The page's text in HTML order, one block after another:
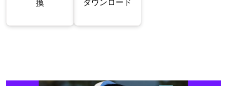
換
ダウンロード